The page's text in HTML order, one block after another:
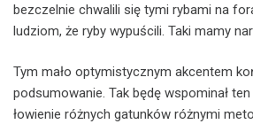
bezczelnie chwalili się tymi rybami na
ludziom, że ryby wypuścili. Taki mamy
Tym mało optymistycznym akcentem
podsumowanie. Tak będę wspominał
łowienie różnych gatunków różnymi